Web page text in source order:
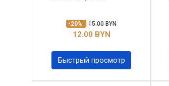
-20% 15.00 BYN
12.00 BYN
Быстрый просмотр